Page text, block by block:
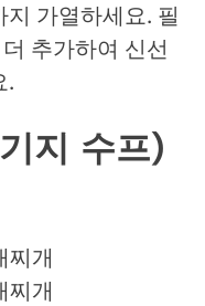
가열하세요. 필
추가하여 신선
.
지 수프)